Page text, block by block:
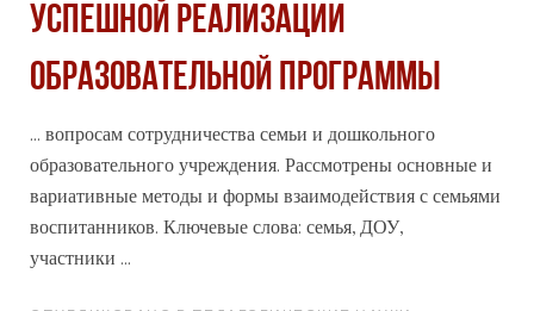
УСПЕШНОЙ РЕАЛИЗАЦИИ
ОБРАЗОВАТЕЛЬНОЙ ПРОГРАММЫ
... вопросам сотрудничества семьи и дошкольного
образовательного учреждения. Рассмотрены основные и
вариативные методы и формы взаимодействия с семьями
воспитанников. Ключевые слова: семья, ДОУ,
участники ...